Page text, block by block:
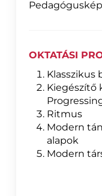
OKTATÁSI
Klasszikus
Kiegészítő
Ritmus
Modern
alapok
Modern